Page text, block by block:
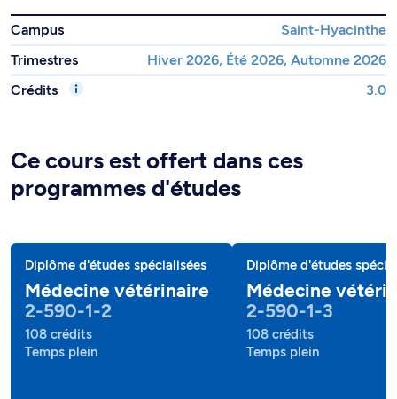
Campus
Saint-Hyacinthe
Trimestres
Hiver 2026, Été 2026, Automne 2026
Crédits
3.0
Ce cours est offert dans ces
programmes d'études
Diplôme d'études spécialisées
Médecine vétérinaire
2-590-1-2
108 crédits
Temps plein
Diplôme d'études
Médecine
2-590-1-3
108 crédits
Temps plein